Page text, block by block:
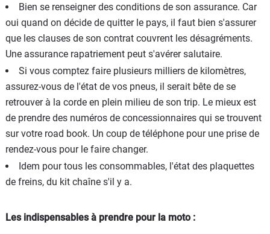
Bien se renseigner des conditions de son assurance. Car
oui quand on décide de quitter le pays, il faut bien s'assurer
que les clauses de son contrat couvrent les désagréments.
Une assurance rapatriement peut s'avérer salutaire.
Si vous comptez faire plusieurs milliers de kilomètres,
assurez-vous de l'état de vos pneus, il serait bête de se
retrouver à la corde en plein milieu de son trip. Le mieux est
de prendre des numéros de concessionnaires qui se trouvent
sur votre road book. Un coup de téléphone pour une prise de
rendez-vous pour le faire changer.
Idem pour tous les consommables, l'état des plaquettes
de freins, du kit chaîne s'il y a.
Les indispensables à prendre pour la moto :